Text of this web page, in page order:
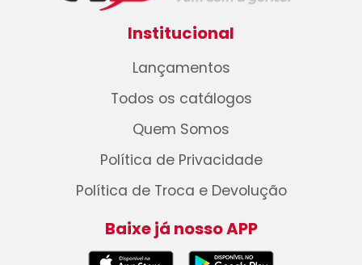
Institucional
Lançamentos
Todos os catálogos
Quem Somos
Política de Privacidade
Política de Troca e Devolução
Baixe já nosso APP